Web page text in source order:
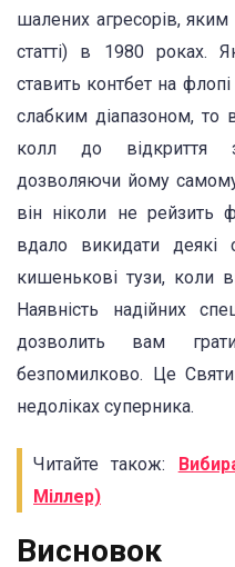
шалених агресорів,
статті) в 1980 роках.
ставить контбет на
слабким діапазоном, то
колл до відкриття
дозволяючи йому
він ніколи не
вдало викидати деякі
кишенькові тузи, коли
Наявність надійних
дозволить вам
безпомилково. Це
недоліках суперника.
Читайте також:
Міллер)
Висновок